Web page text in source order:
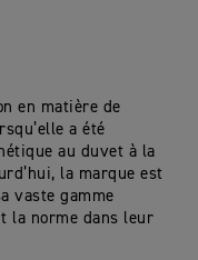
en matière de
a été
au duvet à la
la marque est
vaste gamme
la norme dans leur